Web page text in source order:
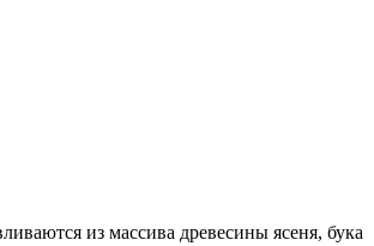
из массива древесины ясеня, бука